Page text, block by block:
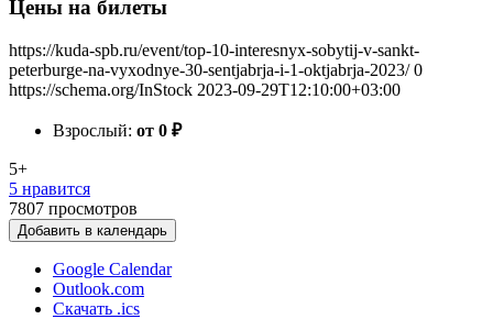
Цены на билеты
https://kuda-spb.ru/event/top-10-interesnyx-sobytij-v-sankt-
peterburge-na-vyxodnye-30-sentjabrja-i-1-oktjabrja-2023/ 0
https://schema.org/InStock 2023-09-29T12:10:00+03:00
Взрослый: от 0 ₽
5+
5 нравится
7807 просмотров
Добавить в календарь
Google Calendar
Outlook.com
Скачать .ics